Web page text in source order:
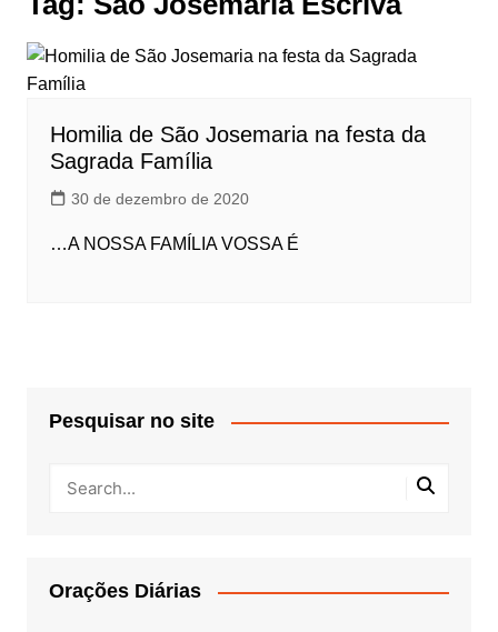
Homilia de São Josemaria na festa da
Sagrada Família
30 de dezembro de 2020
…A NOSSA FAMÍLIA VOSSA É
Pesquisar no site
Orações Diárias